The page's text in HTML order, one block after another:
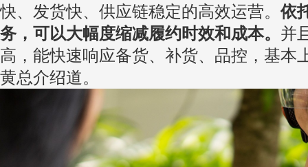
快、发货快、供应链稳定的高效运营。 依
务，可以大幅度缩减履约时效和成本。 并
高，能快速响应备货、补货、品控，基本
黄总介绍道。